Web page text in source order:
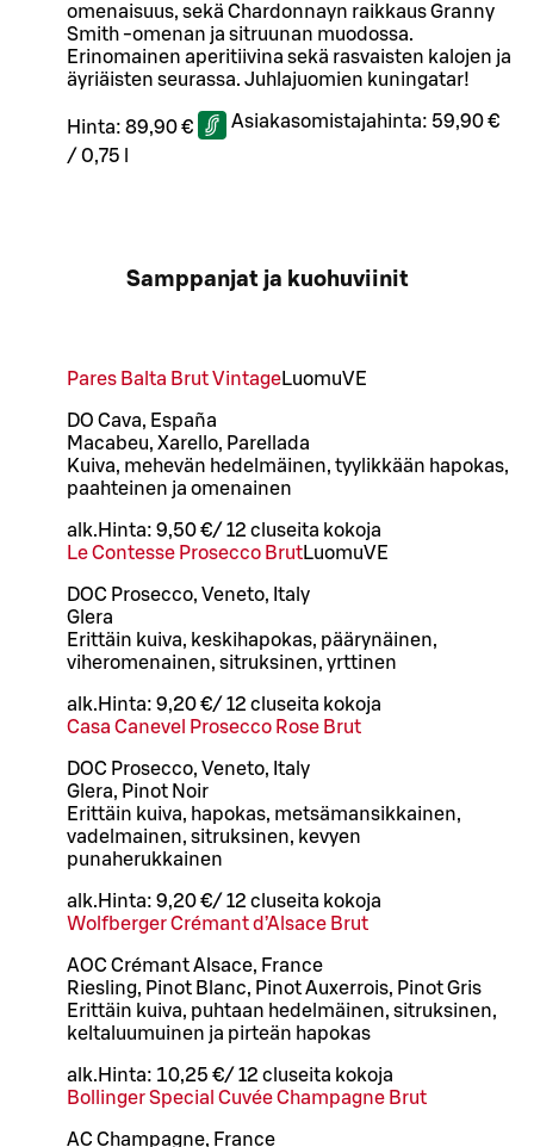
omenaisuus, sekä Chardonnayn raikkaus Granny
Smith -omenan ja sitruunan muodossa.
Erinomainen aperitiivina sekä rasvaisten kalojen ja
äyriäisten seurassa. Juhlajuomien kuningatar!
Hinta: 89,90 € Asiakasomistajahinta: 59,90 €
/ 0,75 l
Samppanjat ja kuohuviinit
Pares Balta Brut VintageLuomuVE
DO Cava, España
Macabeu, Xarello, Parellada
Kuiva, mehevän hedelmäinen, tyylikkään hapokas,
paahteinen ja omenainen
alk. Hinta: 9,50 €/ 12 cl useita kokoja
Le Contesse Prosecco BrutLuomuVE
DOC Prosecco, Veneto, Italy
Glera
Erittäin kuiva, keskihapokas, päärynäinen,
viheromenainen, sitruksinen, yrttinen
alk. Hinta: 9,20 €/ 12 cl useita kokoja
Casa Canevel Prosecco Rose Brut
DOC Prosecco, Veneto, Italy
Glera, Pinot Noir
Erittäin kuiva, hapokas, metsämansikkainen,
vadelmainen, sitruksinen, kevyen
punaherukkainen
alk. Hinta: 9,20 €/ 12 cl useita kokoja
Wolfberger Crémant d’Alsace Brut
AOC Crémant Alsace, France
Riesling, Pinot Blanc, Pinot Auxerrois, Pinot Gris
Erittäin kuiva, puhtaan hedelmäinen, sitruksinen,
keltaluumuinen ja pirteän hapokas
alk. Hinta: 10,25 €/ 12 cl useita kokoja
Bollinger Special Cuvée Champagne Brut
AC Champagne, France